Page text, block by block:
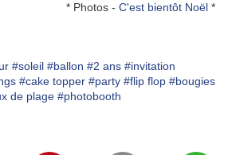
* Photos - C'est bientôt Noël *
#soleil #ballon #2 ans #invitation
#cake topper #party #flip flop #bougies
de plage #photobooth